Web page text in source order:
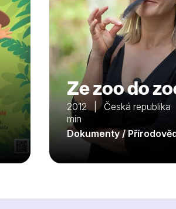
Ze zoo do
2012 | Česká
min
Dokumenty /